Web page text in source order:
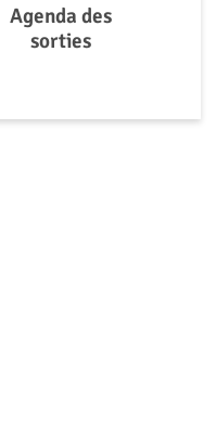
Agenda des
sorties